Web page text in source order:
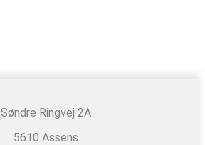
Søndre Ringvej 2A
5610 Assens